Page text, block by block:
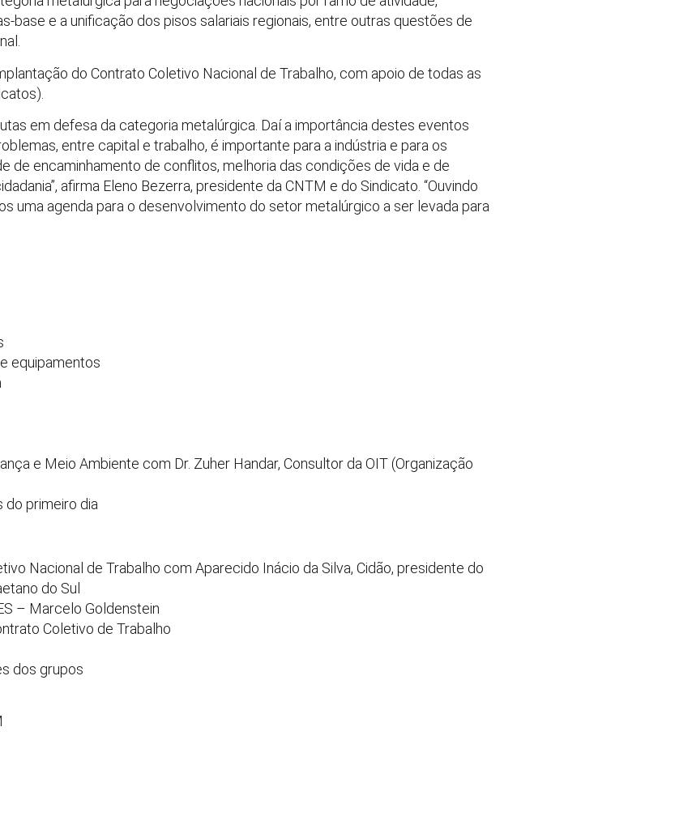
base e a unificação dos pisos salariais regionais, entre outras questões de
do Contrato Coletivo Nacional de Trabalho, com apoio de todas as
em defesa da categoria metalúrgica. Daí a importância destes eventos
entre capital e trabalho, é importante para a indústria e para os
de encaminhamento de conflitos, melhoria das condições de vida e de
afirma Eleno Bezerra, presidente da CNTM e do Sindicato. “Ouvindo
uma agenda para o desenvolvimento do setor metalúrgico a ser levada para
equipamentos
e Meio Ambiente com Dr. Zuher Handar, Consultor da OIT (Organização
do primeiro dia
Nacional de Trabalho com Aparecido Inácio da Silva, Cidão, presidente do
do Sul
– Marcelo Goldenstein
Coletivo de Trabalho
dos grupos